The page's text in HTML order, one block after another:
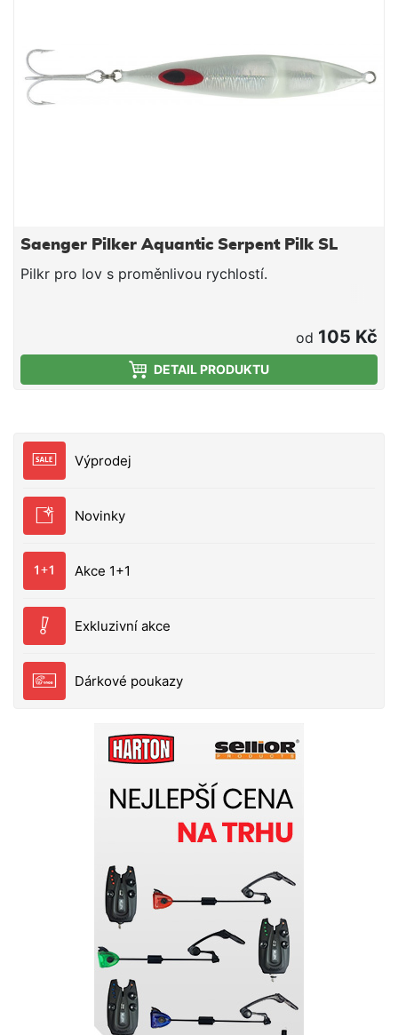
Výprodej
Novinky
Akce 1+1
Exkluzivní akce
Dárkové poukazy
Saenger Pilker Aquantic Serpent Pilk SL
Pilkr pro lov s proměnlivou rychlostí.
od 105 Kč
DETAIL PRODUKTU